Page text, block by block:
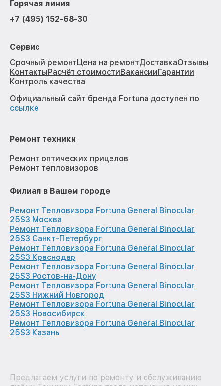
Горячая линия
+7 (495) 152-68-30
Сервис
Срочный ремонтЦена на ремонтДоставкаОтзывы
КонтактыРасчёт стоимостиВакансииГарантии
Контроль качества
Официальный сайт бренда Fortuna доступен по
ссылке
Ремонт техники
Ремонт оптических прицелов
Ремонт тепловизоров
Филиал в Вашем городе
Ремонт Тепловизора Fortuna General Binocular
25S3 Москва
Ремонт Тепловизора Fortuna General Binocular
25S3 Санкт-Петербург
Ремонт Тепловизора Fortuna General Binocular
25S3 Краснодар
Ремонт Тепловизора Fortuna General Binocular
25S3 Ростов-на-Дону
Ремонт Тепловизора Fortuna General Binocular
25S3 Нижний Новгород
Ремонт Тепловизора Fortuna General Binocular
25S3 Новосибирск
Ремонт Тепловизора Fortuna General Binocular
25S3 Казань
Предлагаем услуги по ремонту и обслуживанию